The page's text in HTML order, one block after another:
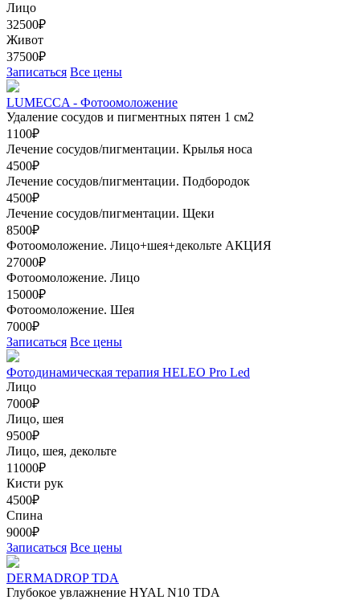
Лицо
32500₽
Живот
37500₽
Записаться Все цены
LUMECCA - Фотоомоложение
Удаление сосудов и пигментных пятен 1 см2
1100₽
Лечение сосудов/пигментации. Крылья носа
4500₽
Лечение сосудов/пигментации. Подбородок
4500₽
Лечение сосудов/пигментации. Щеки
8500₽
Фотоомоложение. Лицо+шея+декольте АКЦИЯ
27000₽
Фотоомоложение. Лицо
15000₽
Фотоомоложение. Шея
7000₽
Записаться Все цены
Фотодинамическая терапия HELEO Pro Led
Лицо
7000₽
Лицо, шея
9500₽
Лицо, шея, декольте
11000₽
Кисти рук
4500₽
Спина
9000₽
Записаться Все цены
DERMADROP TDA
Глубокое увлажнение HYAL N10 TDA